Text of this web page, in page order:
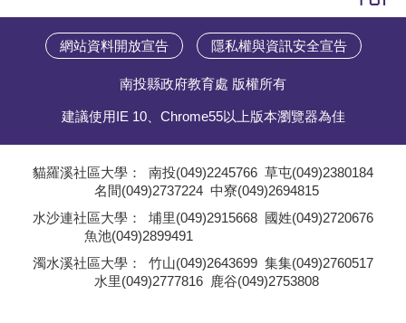
校務行政
網站資料開放宣告 隱私權與資訊安全宣告
南投縣政府教育處 版權所有
建議使用IE 10、Chrome55以上版本瀏覽器為佳
貓羅溪社區大學： 南投(049)2245766 草屯(049)2380184
名間(049)2737224 中寮(049)2694815
水沙連社區大學： 埔里(049)2915668 國姓(049)2720676
魚池(049)2899491
濁水溪社區大學： 竹山(049)2643699 集集(049)2760517
水里(049)2777816 鹿谷(049)2753808